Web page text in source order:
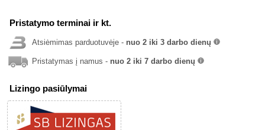
Pristatymo terminai ir kt.
Atsiėmimas parduotuvėje - nuo 2 iki 3 darbo dienų
Pristatymas į namus - nuo 2 iki 7 darbo dienų
Lizingo pasiūlymai